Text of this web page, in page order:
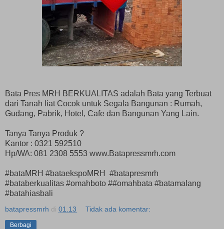
Bata Pres MRH BERKUALITAS adalah Bata yang Terbuat
dari Tanah liat Cocok untuk Segala Bangunan : Rumah,
Gudang, Pabrik, Hotel, Cafe dan Bangunan Yang Lain.
Tanya Tanya Produk ?
Kantor : 0321 592510
Hp/WA: 081 2308 5553 www.Batapressmrh.com
#bataMRH #bataekspoMRH #batapresmrh
#bataberkualitas #omahboto ##omahbata #batamalang
#batahiasbali
batapressmrh di 01.13 Tidak ada komentar:
Berbagi